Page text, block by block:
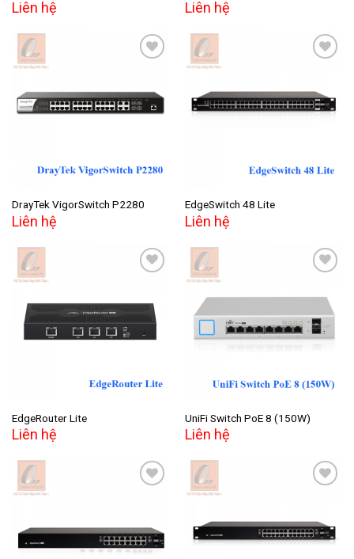
Liên hệ Liên hệ
Add to
wishlist
DrayTek VigorSwitch P2280
Liên hệ
Add to
wishlist
EdgeSwitch 48 Lite
Liên hệ
Add to
wishlist
EdgeRouter Lite
Liên hệ
Add to
wishlist
UniFi Switch PoE 8 (150W)
Liên hệ
wishlist
Add to
wishlist